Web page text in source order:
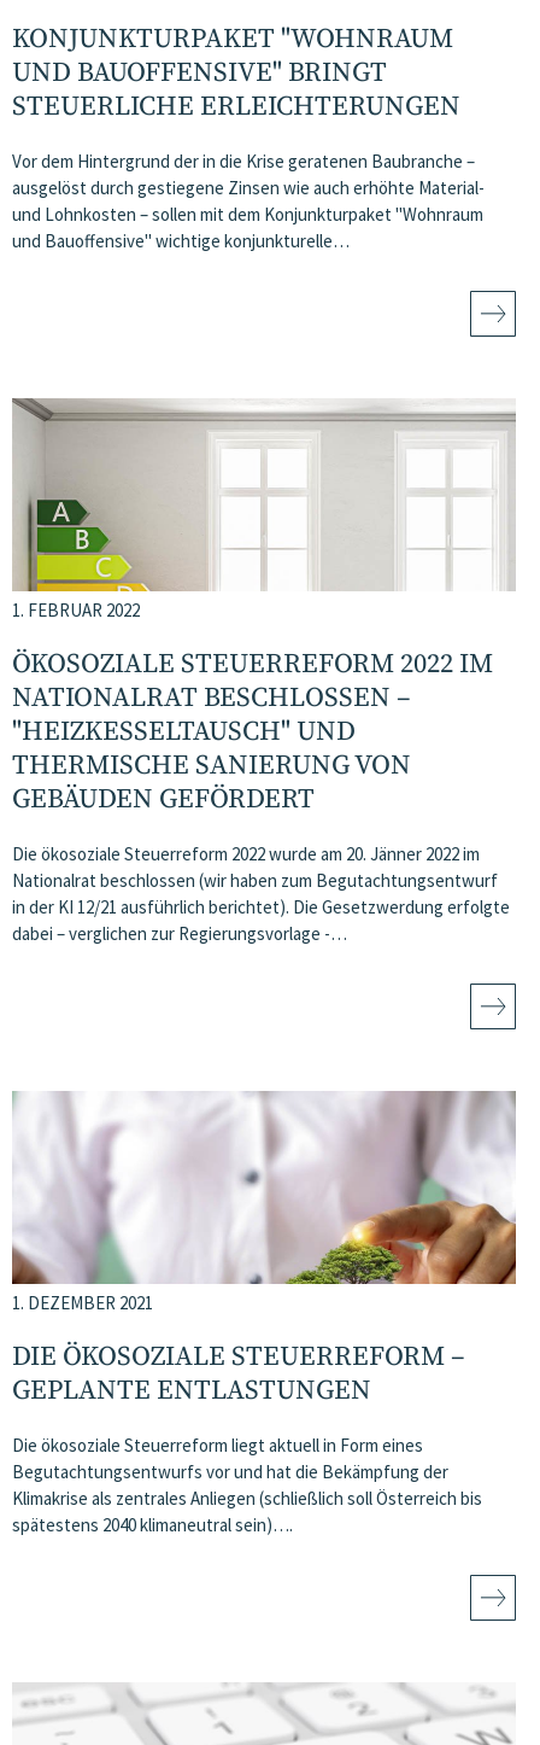
KONJUNKTURPAKET "WOHNRAUM
UND BAUOFFENSIVE" BRINGT
STEUERLICHE ERLEICHTERUNGEN
Vor dem Hintergrund der in die Krise geratenen Baubranche –
ausgelöst durch gestiegene Zinsen wie auch erhöhte Material-
und Lohnkosten – sollen mit dem Konjunkturpaket "Wohnraum
und Bauoffensive" wichtige konjunkturelle…
1. FEBRUAR 2022
ÖKOSOZIALE STEUERREFORM 2022 IM
NATIONALRAT BESCHLOSSEN –
"HEIZKESSELTAUSCH" UND
THERMISCHE SANIERUNG VON
GEBÄUDEN GEFÖRDERT
Die ökosoziale Steuerreform 2022 wurde am 20. Jänner 2022 im
Nationalrat beschlossen (wir haben zum Begutachtungsentwurf
in der KI 12/21 ausführlich berichtet). Die Gesetzwerdung erfolgte
dabei – verglichen zur Regierungsvorlage -…
1. DEZEMBER 2021
DIE ÖKOSOZIALE STEUERREFORM –
GEPLANTE ENTLASTUNGEN
Die ökosoziale Steuerreform liegt aktuell in Form eines
Begutachtungsentwurfs vor und hat die Bekämpfung der
Klimakrise als zentrales Anliegen (schließlich soll Österreich bis
spätestens 2040 klimaneutral sein)….